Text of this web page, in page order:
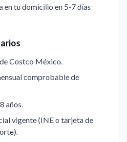
en tu domicilio en 5-7 días
Costco México.
comprobable de
años.
vigente (INE o tarjeta de